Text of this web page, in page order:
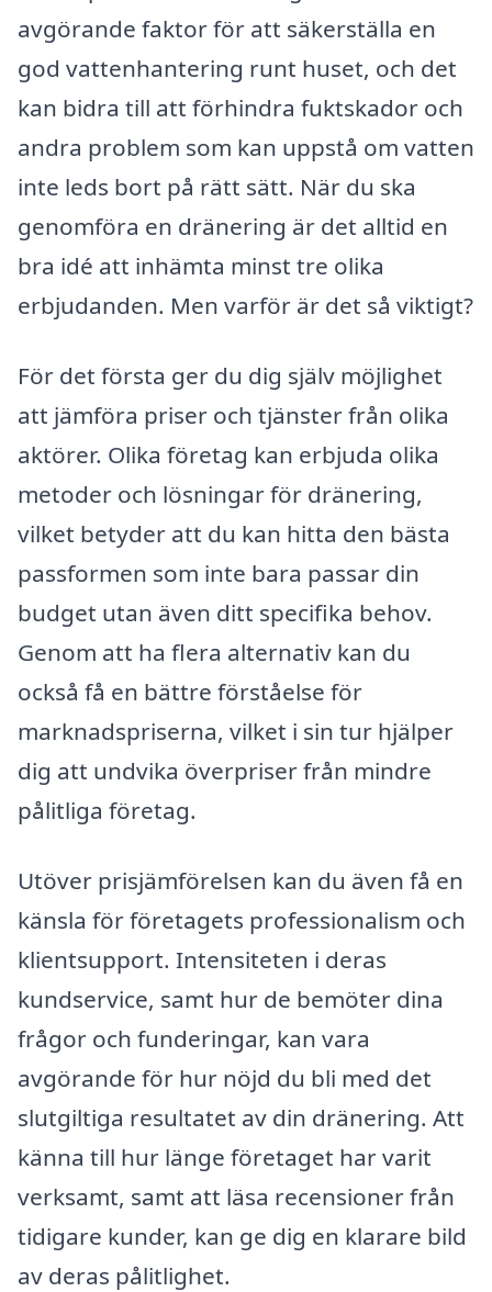
avgörande faktor för att säkerställa en
god vattenhantering runt huset, och det
kan bidra till att förhindra fuktskador och
andra problem som kan uppstå om vatten
inte leds bort på rätt sätt. När du ska
genomföra en dränering är det alltid en
bra idé att inhämta minst tre olika
erbjudanden. Men varför är det så viktigt?
För det första ger du dig själv möjlighet
att jämföra priser och tjänster från olika
aktörer. Olika företag kan erbjuda olika
metoder och lösningar för dränering,
vilket betyder att du kan hitta den bästa
passformen som inte bara passar din
budget utan även ditt specifika behov.
Genom att ha flera alternativ kan du
också få en bättre förståelse för
marknadspriserna, vilket i sin tur hjälper
dig att undvika överpriser från mindre
pålitliga företag.
Utöver prisjämförelsen kan du även få en
känsla för företagets professionalism och
klientsupport. Intensiteten i deras
kundservice, samt hur de bemöter dina
frågor och funderingar, kan vara
avgörande för hur nöjd du bli med det
slutgiltiga resultatet av din dränering. Att
känna till hur länge företaget har varit
verksamt, samt att läsa recensioner från
tidigare kunder, kan ge dig en klarare bild
av deras pålitlighet.